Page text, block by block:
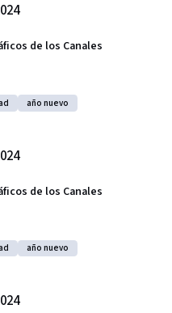
de los Canales
año nuevo
de los Canales
año nuevo